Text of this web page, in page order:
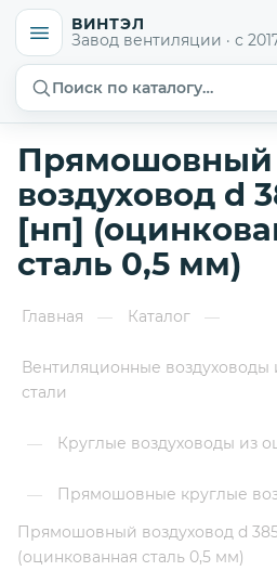
ВИНТЭЛ
Завод вентиляции · с
Поиск по каталогу…
Прямошовный
воздуховод d
[нп]
сталь 0,5 мм)
Главная — Каталог —
Вентиляционные воздуховоды
стали
— Круглые воздуховоды из
— Прямошовные круглые
Прямошовный воздуховод d
(оцинкованная сталь 0,5 мм)